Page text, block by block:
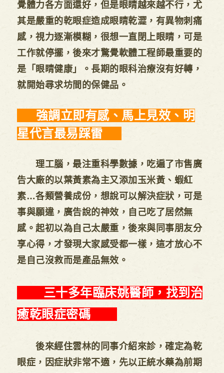
覺體力各方面還好，但是眼睛越來越不行，尤
其是嚴重的乾眼症造成眼睛乾澀，有異物刺痛
感，視力逐漸模糊，很想一直閉上眼睛，可是
工作就停擺，後來才驚覺軟體工程師最重要的
是「眼睛健康」。長期的眼科治療沒有好轉，
就開始尋求坊間的保健品。
強調立即有感、馬上見效、明
星代言最易踩雷
理工腦，最注重科學數據，吃遍了市售廣
告大廠的以葉黃素為主又添加玉米黃、蝦紅
素…各類營養成份，想說可以解決症狀，可是
事與願違，廣告說的神效，自己吃了居然無
感。起初以為自己太嚴重，後來與同事朋友分
享心得，才發現大家感受都一樣，這才放心不
是自己沒救而是產品無效。
三十多年臨床姚醫師，找到治
癒乾眼症密碼
後來經住雲林的同事介紹來診，確定為乾
眼症，因症狀非常不適，先以正統水藥為前期